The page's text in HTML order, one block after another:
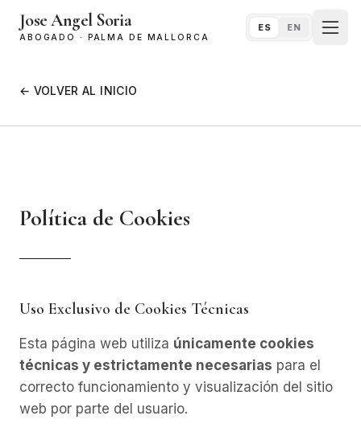
Jose Angel Soria
ABOGADO · PALMA DE MALLORCA
ES EN
← VOLVER AL INICIO
Política de Cookies
Uso Exclusivo de Cookies Técnicas
Esta página web utiliza únicamente cookies
técnicas y estrictamente necesarias para el
correcto funcionamiento y visualización del sitio
web por parte del usuario.